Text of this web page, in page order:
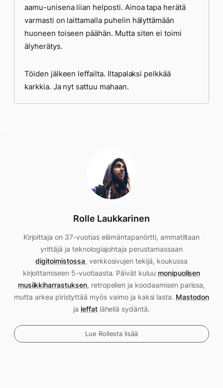
aamu-unisena liian helposti. Ainoa tapa herätä
varmasti on laittamalla puhelin hälyttämään
huoneen toiseen päähän. Mutta siten ei toimi
älyherätys.
Töiden jälkeen leffailta. Iltapalaksi pelkkää
karkkia. Ja nyt sattuu mahaan.
Rolle Laukkarinen
Kirjoittaja on 37-vuotias elämäntapanörtti, ammatiltaan
yrittäjä ja teknologiajohtaja perustamassaan
digitoimistossa, verkkosivujen tekijä, koukussa
kirjoittamiseen 5-vuotiaasta. Päivät kuluu monipuolisen
musiikkiharrastuksen, retropelien ja koodaamisen parissa,
mutta arkea piristyttää myös vaimo ja kaksi lasta. Mastodon
ja leffatlähellä sydäntä.
Lue Rollesta lisää